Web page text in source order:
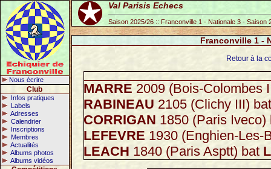
Nous écrire
Club
Infos pratiques
Labels
Adresses
Calendrier
Inscriptions
Membres
Actualités
Albums photos
Albums vidéos
Val Parisis Echecs
Saison 2025/26 :: Franconville 1 - Nationale 3 - Saison
Franconville 1 -
Retour à la
MARRE 2009 (Bois-Colombes
RABINEAU 2105 (Clichy III)
CORRIGAN 1850 (Paris
LEFEVRE 1930 (Enghien-
LEACH 1840 (Paris Asptt) bat